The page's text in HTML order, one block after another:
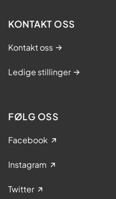
KONTAKT OSS
Kontakt oss
Ledige stillinger
FØLG OSS
Facebook
Instagram
Twitter